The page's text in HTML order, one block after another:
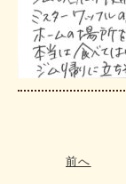
前へ